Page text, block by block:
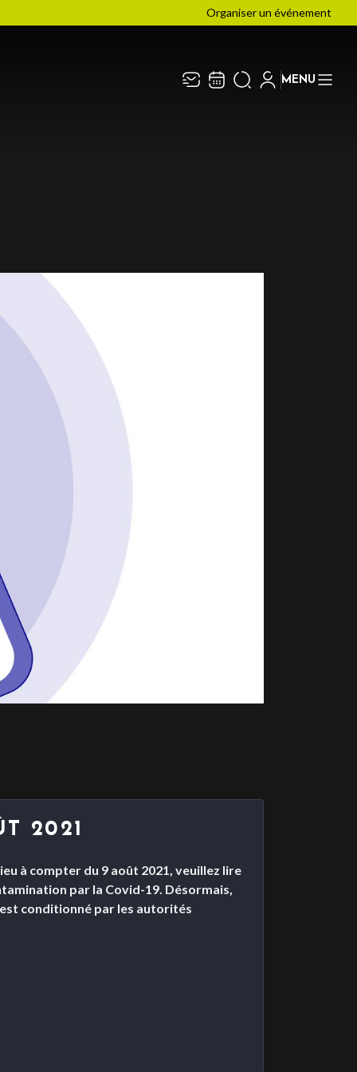
Organiser un événement
notre
MENU
2021
à compter du 9 août 2021, veuillez lire
par la Covid-19. Désormais,
conditionné par les autorités